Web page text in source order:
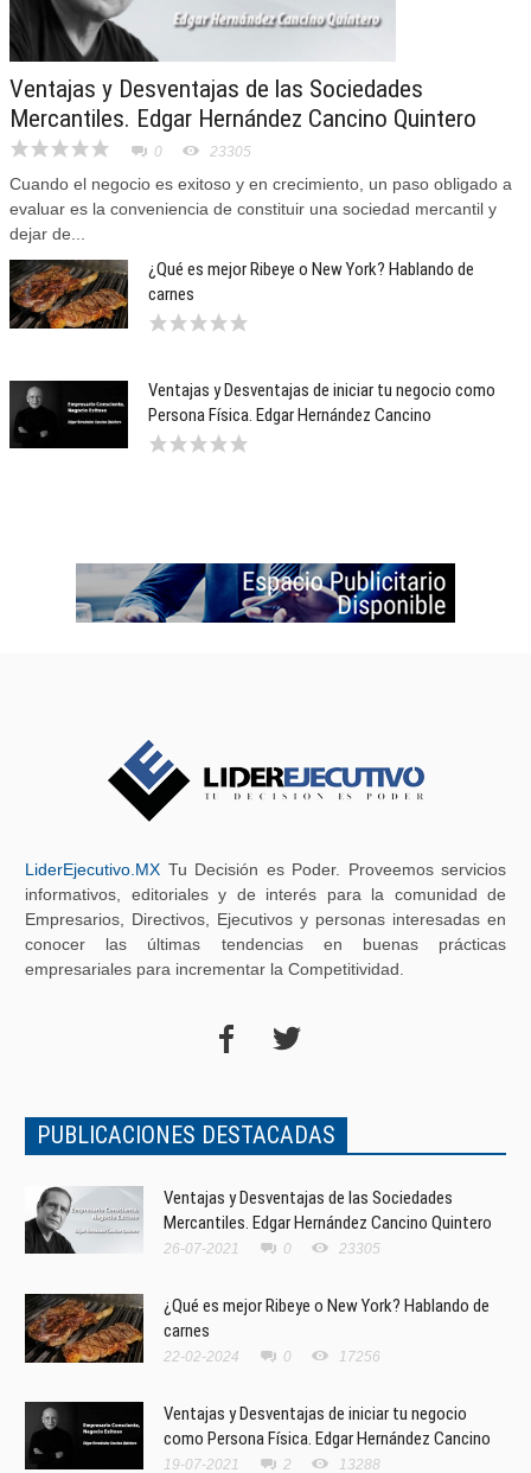
Ventajas y Desventajas de las Sociedades
Mercantiles. Edgar Hernández Cancino Quintero
0 23305
Cuando el negocio es exitoso y en crecimiento, un paso obligado a
evaluar es la conveniencia de constituir una sociedad mercantil y
dejar de...
¿Qué es mejor Ribeye o New York? Hablando de
carnes
Ventajas y Desventajas de iniciar tu negocio como
Persona Física. Edgar Hernández Cancino
LiderEjecutivo.MX Tu Decisión es Poder. Proveemos servicios
informativos, editoriales y de interés para la comunidad de
Empresarios, Directivos, Ejecutivos y personas interesadas en
conocer las últimas tendencias en buenas prácticas
empresariales para incrementar la Competitividad.
PUBLICACIONES DESTACADAS
Ventajas y Desventajas de las Sociedades
Mercantiles. Edgar Hernández Cancino Quintero
26-07-2021 0 23305
¿Qué es mejor Ribeye o New York? Hablando de
carnes
22-02-2024 0 17256
Ventajas y Desventajas de iniciar tu negocio
como Persona Física. Edgar Hernández Cancino
19-07-2021 2 13288